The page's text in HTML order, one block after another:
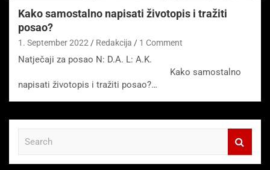
Kako samostalno napisati životopis i tražiti
posao?
1. September 2022 Redakcija 1 Comment
Natječaji za posao N: D.A. L: A.K.
Kako samostalno
napisati životopis i tražiti posao?…